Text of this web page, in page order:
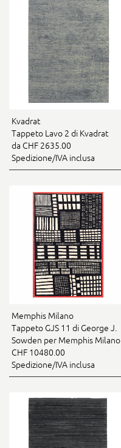
Kvadrat
Tappeto Lavo 2 di Kvadrat
da CHF 2635.00
Spedizione/IVA inclusa
Memphis Milano
Tappeto GJS 11 di George J.
Sowden per Memphis Milano
CHF 10480.00
Spedizione/IVA inclusa